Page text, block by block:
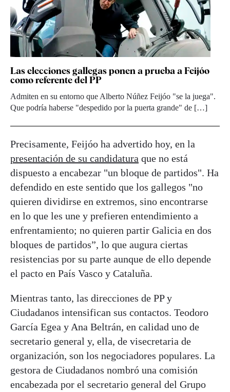
Las elecciones gallegas ponen a prueba a Feijóo
como referente del PP
Admiten en su entorno que Alberto Núñez Feijóo "se la juega".
Que podría haberse "despedido por la puerta grande" de […]
Precisamente, Feijóo ha advertido hoy, en la
presentación de su candidatura que no está
dispuesto a encabezar "un bloque de partidos". Ha
defendido en este sentido que los gallegos "no
quieren dividirse en extremos, sino encontrarse
en lo que les une y prefieren entendimiento a
enfrentamiento; no quieren partir Galicia en dos
bloques de partidos”, lo que augura ciertas
resistencias por su parte aunque de ello depende
el pacto en País Vasco y Cataluña.
Mientras tanto, las direcciones de PP y
Ciudadanos intensifican sus contactos. Teodoro
García Egea y Ana Beltrán, en calidad uno de
secretario general y, ella, de visecretaria de
organización, son los negociadores populares. La
gestora de Ciudadanos nombró una comisión
encabezada por el secretario general del Grupo